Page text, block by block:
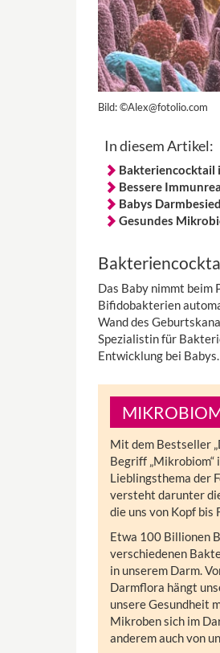
Bild:©Alex@fotolio.com
In diesem Artikel:
Bakteriencocktail
Bessere
Babys
Gesundes
Das Baby nimmt beim
Bifidobakterien
Wand des
Spezialistin für
Entwicklung bei Babys.
Mit dem Bestseller
Begriff „Mikrobiom“
Lieblingsthema der
versteht darunter
die uns von Kopf bis
Etwa 100 Billionen
verschiedenen
in unserem Darm.
Darmflora hängt
unsere Gesundheit
Mikroben sich im
anderem auch von